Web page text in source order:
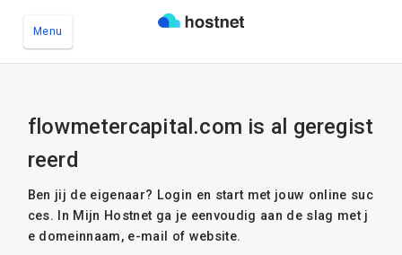
Menu
flowmetercapital.com is al geregist
reerd
Ben jij de eigenaar? Login en start met jouw online suc
ces. In Mijn Hostnet ga je eenvoudig aan de slag met j
e domeinnaam, e-mail of website.